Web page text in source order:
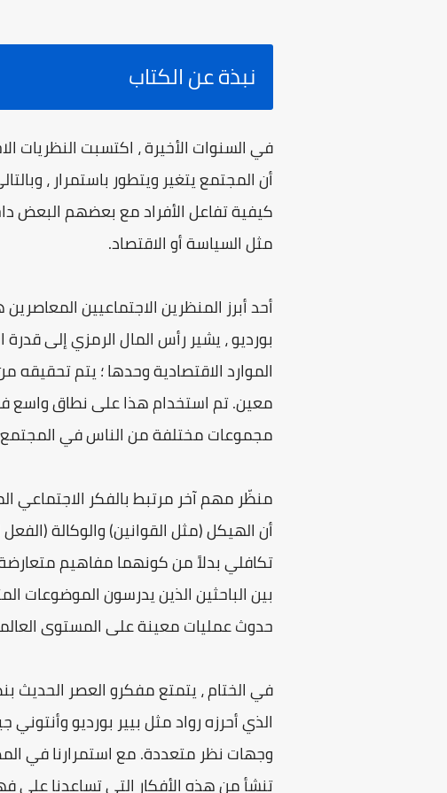
نبذة عن الكتاب
في السنوات الأخيرة ، اكتسبت النظريات
أن المجتمع يتغير ويتطور باستمرار ،
كيفية تفاعل الأفراد مع بعضهم البعض
مثل السياسة أو الاقتصاد.
بورديو ، يشير رأس المال الرمزي إلى
الموارد الاقتصادية وحدها ؛ يتم
معين. تم استخدام هذا على نطاق واسع في
مجموعات مختلفة من الناس في المجتمع
منظّر مهم آخر مرتبط بالفكر الاجتماعي
أن الهيكل (مثل القوانين) والوكالة
تكافلي بدلاً من كونهما مفاهيم
بين الباحثين الذين يدرسون الموضوعات
حدوث عمليات معينة على المستوى
في الختام ، يتمتع مفكرو العصر الحديث
الذي أحرزه رواد مثل بيير بورديو
وجهات نظر متعددة. مع استمرارنا في
تنشأ من هذه الأفكار التي تساعدنا